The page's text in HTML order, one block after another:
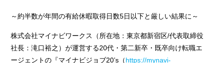
～約半数が年間の有給休暇取得日数5日以下と厳しい結果に～
株式会社マイナビワークス（所在地：東京都新宿区/代表取締役
社長：滝口裕之）が運営する20代・第二新卒・既卒向け転職エ
ージェントの『マイナビジョブ20’s（https://mynavi-